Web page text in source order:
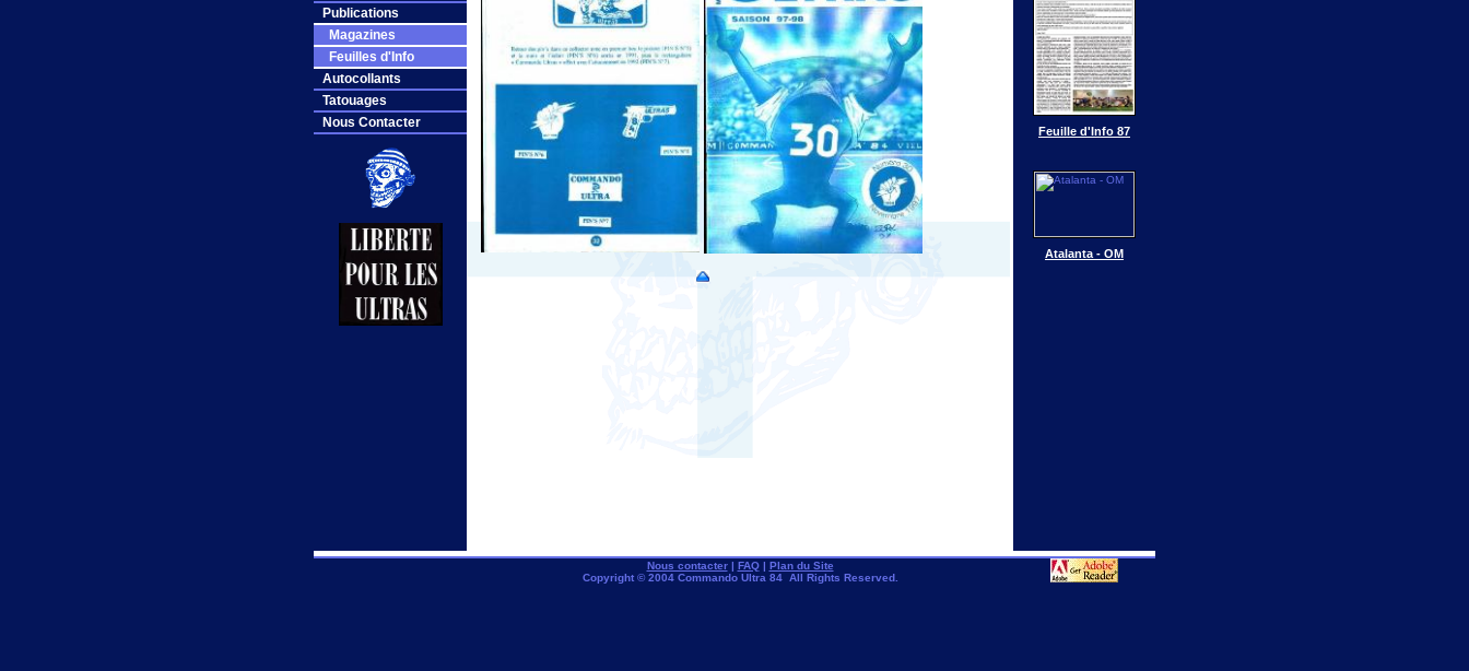
Publications
Magazines
Feuilles d'Info
Autocollants
Tatouages
Nous Contacter
Feuille d'Info 87
Atalanta - OM
Nous contacter| FAQ| Plan du Site
Copyright © 2004 Commando Ultra 84 All Rights Reserved.